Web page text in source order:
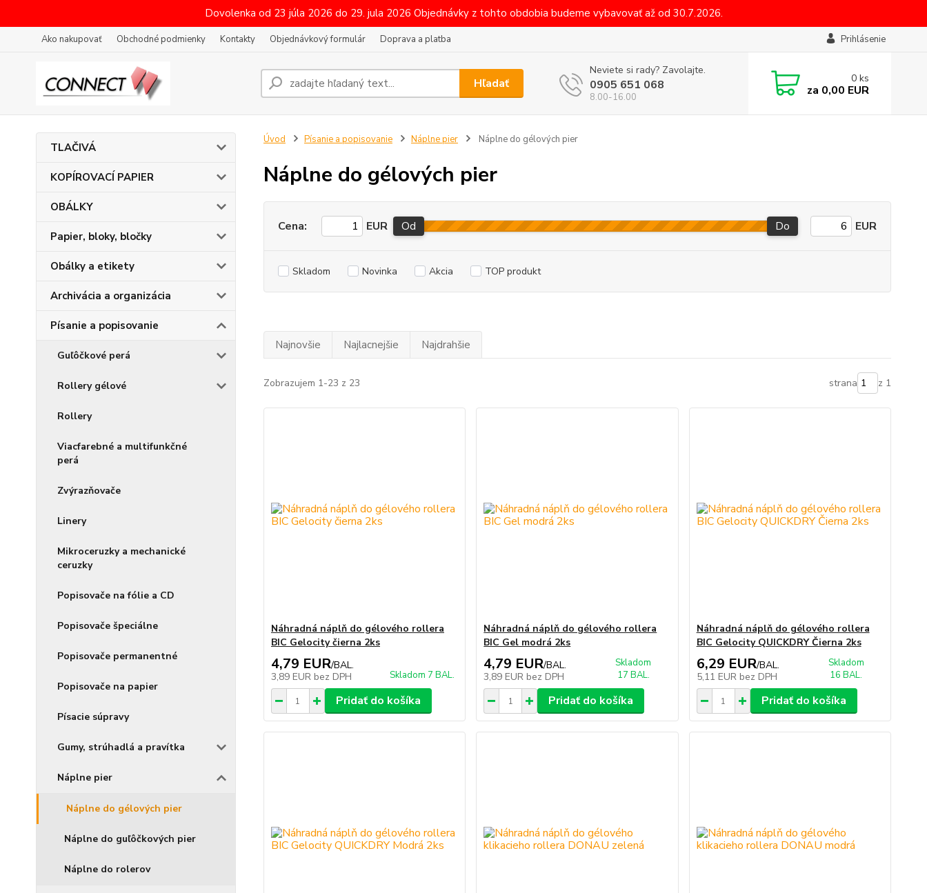
Dovolenka od 23 júla 2026 do 29. jula 2026 Objednávky z tohto obdobia budeme vybavovať až od 30.7.2026.
Ako nakupovať Obchodné podmienky Kontakty Objednávkový formulár Doprava a platba Prihlásenie
Hľadať
Neviete si rady? Zavolajte.
0905 651 068
8.00-16.00
0 ks
za 0,00 EUR
TLAČIVÁ
KOPÍROVACÍ PAPIER
OBÁLKY
Papier, bloky, bločky
Obálky a etikety
Archivácia a organizácia
Písanie a popisovanie
Guľôčkové perá
Rollery gélové
Rollery
Viacfarebné a multifunkčné
perá
Zvýrazňovače
Linery
Mikroceruzky a mechanické
ceruzky
Popisovače na fólie a CD
Popisovače špeciálne
Popisovače permanentné
Popisovače na papier
Písacie súpravy
Gumy, strúhadlá a pravítka
Náplne pier
Náplne do gélových pier
Náplne do guľôčkových pier
Náplne do rolerov
Úvod Písanie a popisovanie Náplne pier Náplne do gélových pier
Náplne do gélových pier
Cena: EUR Od Do EUR
Skladom Novinka Akcia TOP produkt
Najnovšie Najlacnejšie Najdrahšie
Zobrazujem 1-23 z 23 strana z 1
Náhradná náplň do gélového rollera
BIC Gelocity čierna 2ks
4,79 EUR/BAL.
3,89 EUR bez DPH Skladom 7 BAL.
Pridať do košíka
Náhradná náplň do gélového rollera
BIC Gel modrá 2ks
4,79 EUR/BAL.
3,89 EUR bez DPH
Skladom
17 BAL.
Pridať do košíka
Náhradná náplň do gélového rollera
BIC Gelocity QUICKDRY Čierna 2ks
6,29 EUR/BAL.
5,11 EUR bez DPH
Skladom
16 BAL.
Pridať do košíka